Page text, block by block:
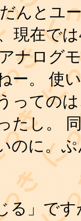
んとユ
現在で
ナログ
ー。 使
っての
たし。
のに。
る」で